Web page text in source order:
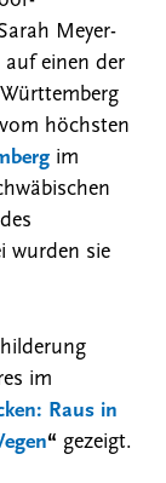
Meyer-
einen der
höchsten
im
wurden sie
im
Raus in
“ gezeigt.